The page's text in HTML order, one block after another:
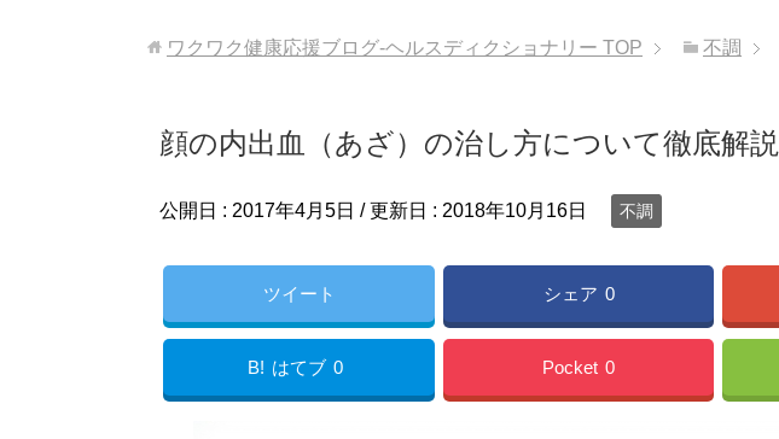
ワクワク健康応援ブログ-ヘルスディクショナリー TOP 不調
顔の内出血（あざ）の治し方について徹底解説
公開日 : 2017年4月5日 / 更新日 : 2018年10月16日 不調
ツイート シェア 0
B! はてブ 0 Pocket 0